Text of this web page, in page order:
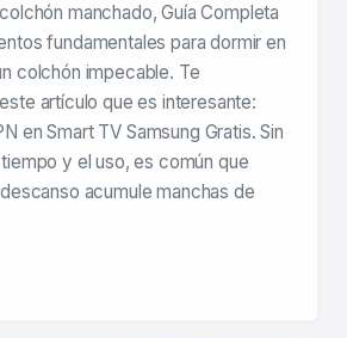
manchado, Guía Completa
fundamentales para dormir en
colchón impecable. Te
artículo que es interesante:
en Smart TV Samsung Gratis. Sin
y el uso, es común que
acumule manchas de